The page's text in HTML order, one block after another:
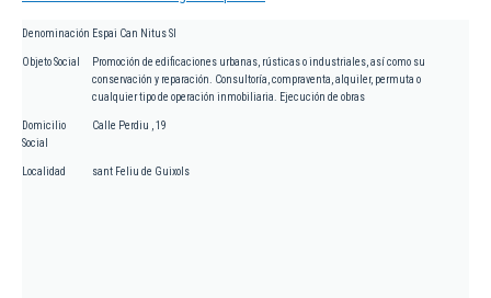
Denominación Espai Can Nitus Sl
Objeto Social
Promoción de edificaciones urbanas, rústicas o industriales, así como su
conservación y reparación. Consultoría, compraventa, alquiler, permuta o
cualquier tipo de operación inmobiliaria. Ejecución de obras
Domicilio
Social
Calle Perdiu , 19
Localidad sant Feliu de Guixols